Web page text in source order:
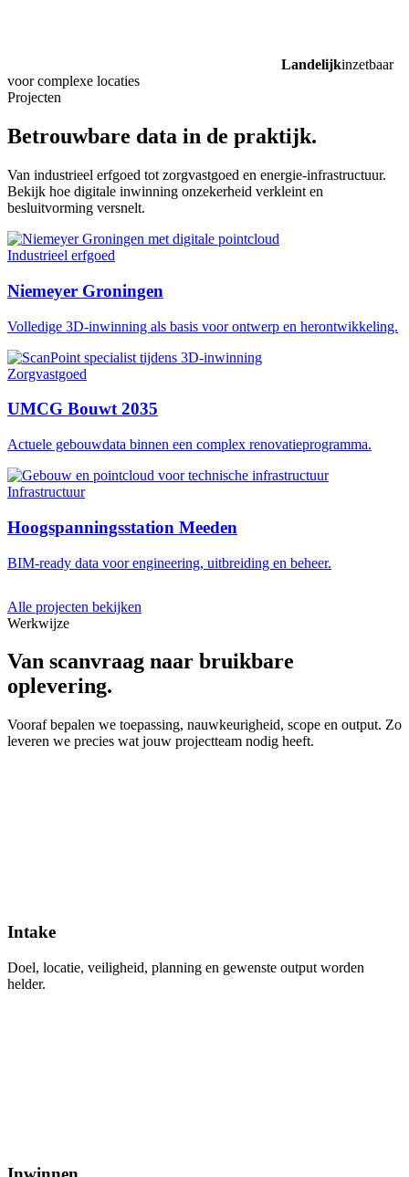
Landelijkinzetbaar
voor complexe locaties
Projecten
Betrouwbare data in de praktijk.
Van industrieel erfgoed tot zorgvastgoed en energie-infrastructuur.
Bekijk hoe digitale inwinning onzekerheid verkleint en
besluitvorming versnelt.
Industrieel erfgoed
Niemeyer Groningen
Volledige 3D-inwinning als basis voor ontwerp en herontwikkeling.
Zorgvastgoed
UMCG Bouwt 2035
Actuele gebouwdata binnen een complex renovatieprogramma.
Infrastructuur
Hoogspanningsstation Meeden
BIM-ready data voor engineering, uitbreiding en beheer.
Alle projecten bekijken
Werkwijze
Van scanvraag naar bruikbare
oplevering.
Vooraf bepalen we toepassing, nauwkeurigheid, scope en output. Zo
leveren we precies wat jouw projectteam nodig heeft.
Intake
Doel, locatie, veiligheid, planning en gewenste output worden
helder.